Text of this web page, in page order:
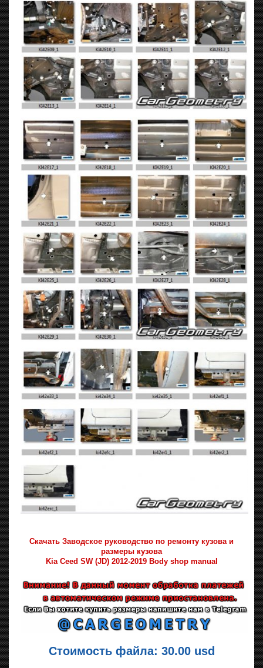
Скачать Заводское руководство по ремонту кузова и
размеры кузова
Kia Ceed SW (JD) 2012-2019 Body shop manual
Стоимость файла: 30.00 usd